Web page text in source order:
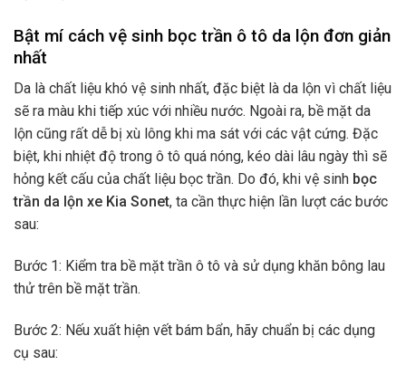
Bật mí cách vệ sinh bọc trần ô tô da lộn đơn giản
nhất
Da là chất liệu khó vệ sinh nhất, đặc biệt là da lộn vì chất liệu
sẽ ra màu khi tiếp xúc với nhiều nước. Ngoài ra, bề mặt da
lộn cũng rất dễ bị xù lông khi ma sát với các vật cứng. Đặc
biệt, khi nhiệt độ trong ô tô quá nóng, kéo dài lâu ngày thì sẽ
hỏng kết cấu của chất liệu bọc trần. Do đó, khi vệ sinh bọc
trần da lộn xe Kia Sonet, ta cần thực hiện lần lượt các bước
sau:
Bước 1: Kiểm tra bề mặt trần ô tô và sử dụng khăn bông lau
thử trên bề mặt trần.
Bước 2: Nếu xuất hiện vết bám bẩn, hãy chuẩn bị các dụng
cụ sau: